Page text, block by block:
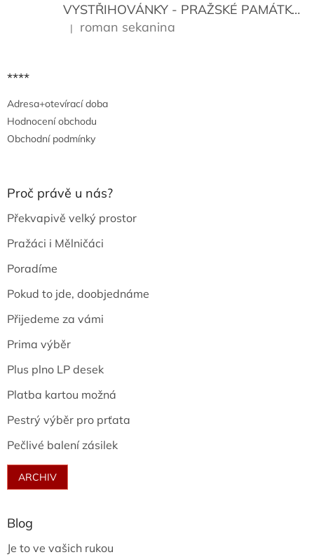
VYSTŘIHOVÁNKY - PRAŽSKÉ PAMÁTKY
Hodnocení produktu je 5 z 5 hvězdiček.
| roman sekanina
****
Adresa+otevírací doba
Hodnocení obchodu
Obchodní podmínky
Proč právě u nás?
Překvapivě velký prostor
Pražáci i Mělničáci
Poradíme
Pokud to jde, doobjednáme
Přijedeme za vámi
Prima výběr
Plus plno LP desek
Platba kartou možná
Pestrý výběr pro prťata
Pečlivé balení zásilek
ARCHIV
Blog
Je to ve vašich rukou